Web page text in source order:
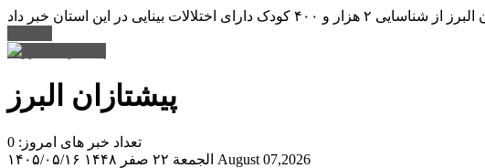
پیشتازان البرز
تعداد خبر های امروز: 0
۱۴۰۵/۰۵/۱۶
الجمعة ۲۲ صفر ۱۴۴۸ August 07,2026